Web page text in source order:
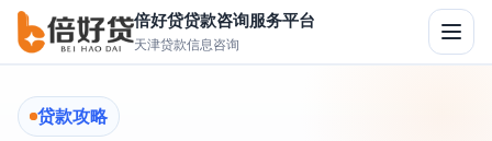
倍好贷贷款咨询服务平台
天津贷款信息咨询
切
换
贷款攻略